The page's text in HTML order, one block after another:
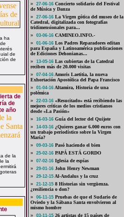
ha
de
de
de
de
año
de la
la
» 27-06-16Concierto solidario del Festival
de Música y Danza
»
27-06-16La Virgen gótica del museo de la
Catedral, digitalizada con fotografías
tridimensionales para...
»
03-06-16CAMINEO.INFO.-
»
01-06-16Los Padres Reparadores editan
para España y Latinoamérica publicaciones
de Ediciones Dehonianas...
»
13-05-16Las cubiertas de la Catedral
reciben más de 20.000 visitas
»
07-04-16Amoris Laetitia, la nueva
Exhortación Apostólica del Papa Francisco
»
01-04-16Altamira, Historia de una
polémica
»
22-03-16«Resucitado» está recibiendo las
mejores críticas de los medios cristianos
desde «La Pasión»
»
16-03-16Guía del lector del Quijote
»
14-03-16¿Quieres ganar 6.000 euros con
un trabajo periodístico sobre la Virgen
María?
»
09-03-16Pasó haciendo el bien
»
25-02-16PAPÁ ESTÁ GORDO
»
07-02-16Iglesia de espías
»
29-01-16John Henry Newman
»
29-12-15Al-Andalus y la cruz
»
21-12-158 Historias sin vergüenza.
¿resiliencia o don?
»
06-11-15Pruebas de que el Sudario de
Oviedo y la Sábana Santa envolvieron al
mismo hombre
»
03-11-1526 artistas de 15 países de